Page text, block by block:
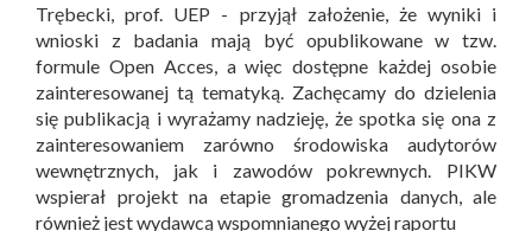
Trębecki, prof. UEP - przyjął założenie, że wyniki i
wnioski z badania mają być opublikowane w tzw.
formule Open Acces, a więc dostępne każdej osobie
zainteresowanej tą tematyką. Zachęcamy do dzielenia
się publikacją i wyrażamy nadzieję, że spotka się ona z
zainteresowaniem zarówno środowiska audytorów
wewnętrznych, jak i zawodów pokrewnych. PIKW
wspierał projekt na etapie gromadzenia danych, ale
również jest wydawcą wspomnianego wyżej raportu